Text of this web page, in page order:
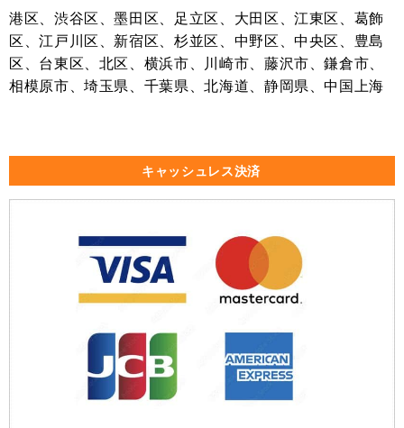
港区、渋谷区、墨田区、足立区、大田区、江東区、葛飾
区、江戸川区、新宿区、杉並区、中野区、中央区、豊島
区、台東区、北区、横浜市、川崎市、藤沢市、鎌倉市、
相模原市、埼玉県、千葉県、北海道、静岡県、中国上海
キャッシュレス決済